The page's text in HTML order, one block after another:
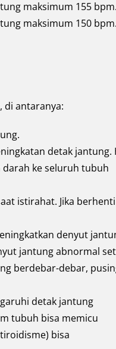
maksimum 155 bpm.
maksimum 150 bpm.
di antaranya:
detak jantung.
ke seluruh tubuh
istirahat. Jika berhenti
denyut
jantung abnormal
berdebar-debar,
detak jantung
tubuh bisa memicu
bisa